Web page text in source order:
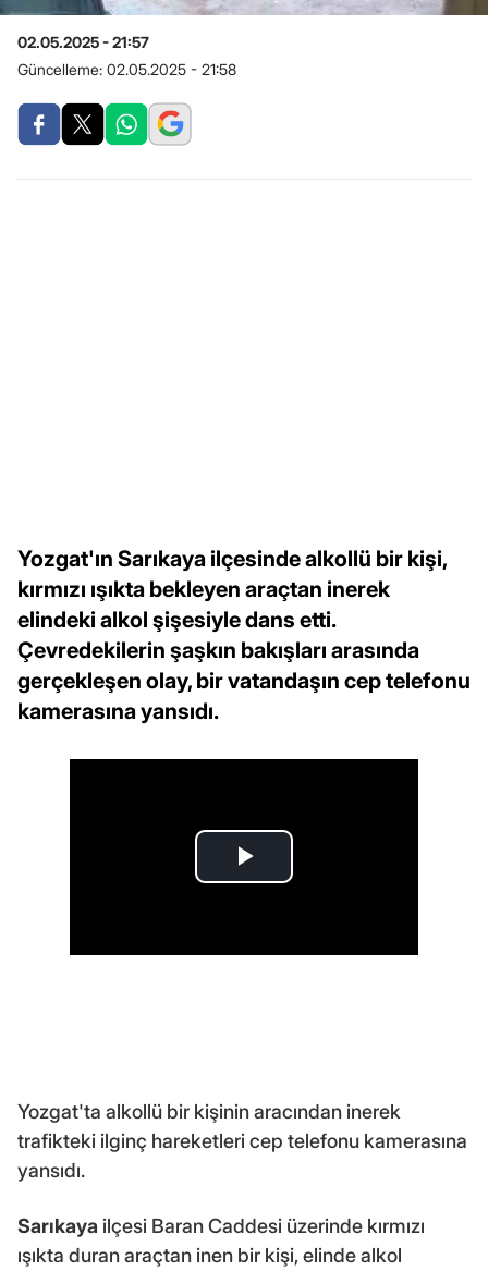
02.05.2025 - 21:57
Güncelleme: 02.05.2025 - 21:58
Yozgat'ın Sarıkaya ilçesinde alkollü bir kişi,
kırmızı ışıkta bekleyen araçtan inerek
elindeki alkol şişesiyle dans etti.
Çevredekilerin şaşkın bakışları arasında
gerçekleşen olay, bir vatandaşın cep telefonu
kamerasına yansıdı.
Yozgat'ta alkollü bir kişinin aracından inerek
trafikteki ilginç hareketleri cep telefonu kamerasına
yansıdı.
Sarıkaya ilçesi Baran Caddesi üzerinde kırmızı
ışıkta duran araçtan inen bir kişi, elinde alkol